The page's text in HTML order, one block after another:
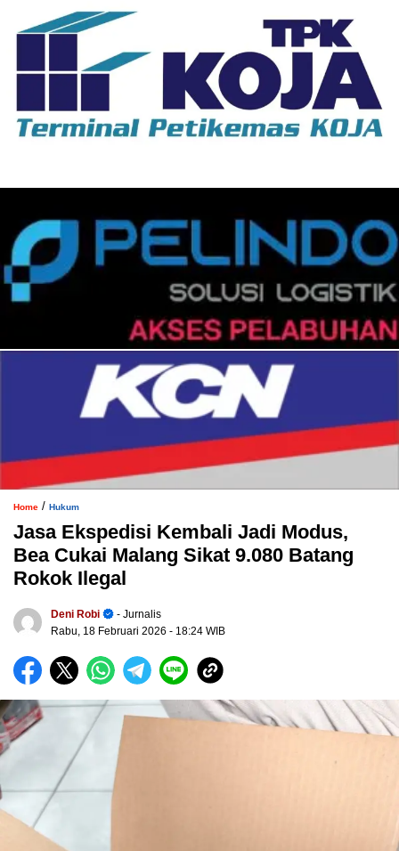
Home / Hukum
Jasa Ekspedisi Kembali Jadi Modus,
Bea Cukai Malang Sikat 9.080 Batang
Rokok Ilegal
Deni Robi
- Jurnalis
Rabu, 18 Februari 2026 - 18:24 WIB